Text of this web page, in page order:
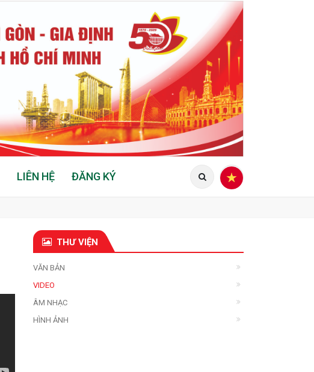
LIÊN HỆ ĐĂNG KÝ
THƯ VIỆN
VĂN BẢN
VIDEO
ÂM NHẠC
HÌNH ẢNH